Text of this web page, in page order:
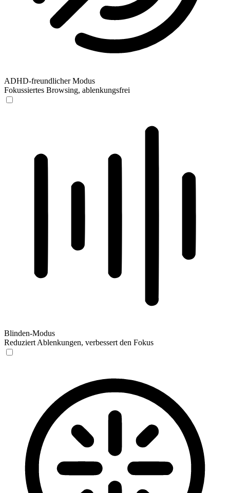
ADHD-freundlicher Modus
Fokussiertes Browsing, ablenkungsfrei
Blinden-Modus
Reduziert Ablenkungen, verbessert den Fokus